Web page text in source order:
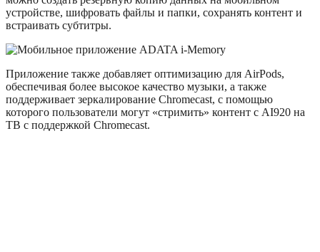
устройстве, шифровать файлы и папки, сохранять контент и
встраивать субтитры.
Приложение также добавляет оптимизацию для AirPods,
обеспечивая более высокое качество музыки, а также
поддерживает зеркалирование Chromecast, с помощью
которого пользователи могут «стримить» контент с AI920 на
ТВ с поддержкой Chromecast.